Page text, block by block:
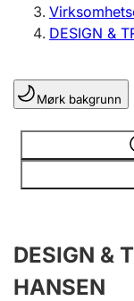
Registrere,
Lag og forening
Registrere,
Årsregnskap
Innsending og
DESIGN &
Mørk bakgrunn
Opplysninger er
DESIGN &
HANSEN